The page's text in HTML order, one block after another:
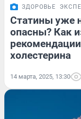
ЗДОРОВЬЕ
Статины уже
опасны? Как
холестерина
14 марта, 2025, 13:30